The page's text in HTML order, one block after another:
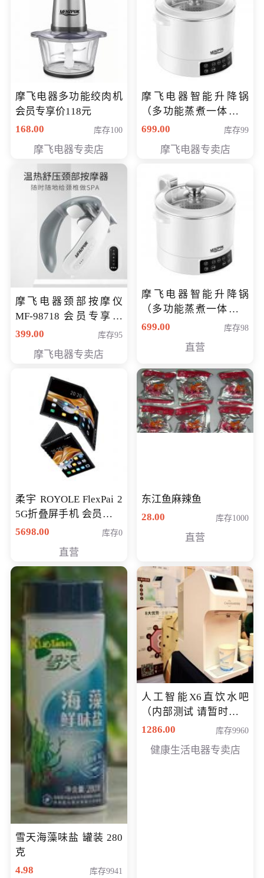
摩飞电器多功能绞肉机
会员专享价118元
168.00
库存100
摩飞电器专卖店
摩飞电器智能升降锅
（多功能蒸煮一体锅）
（智能升降养生锅） 会
699.00 库存99
摩飞电器专卖店
摩飞电器颈部按摩仪
MF-98718 会员专享价
299元
399.00 库存95
摩飞电器专卖店
摩飞电器智能升降锅
（多功能蒸煮一体锅）
（智能升降养生锅） 会
699.00 库存98
直营
柔宇 ROYOLE FlexPai 2
5G折叠屏手机 会员专享
购买价格 4998元
5698.00 库存0
直营
东江鱼麻辣鱼
28.00
库存1000
直营
雪天海藻味盐 罐装 280
克
4.98
库存9941
人工智能X6直饮水吧
（内部测试 请暂时不要
购买）
1286.00 库存9960
健康生活电器专卖店